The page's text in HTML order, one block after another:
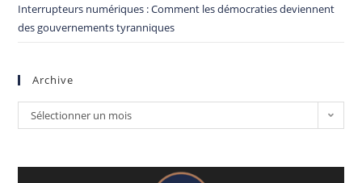
Interrupteurs numériques : Comment les démocraties deviennent
des gouvernements tyranniques
Archive
Sélectionner un mois